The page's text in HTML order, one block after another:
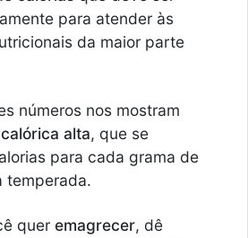
para atender às
da maior parte
números nos mostram
alta, que se
para cada grama de
temperada.
quer emagrecer, dê